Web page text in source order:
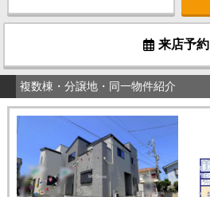
来店予約
複数棟・分譲地・同一物件紹介